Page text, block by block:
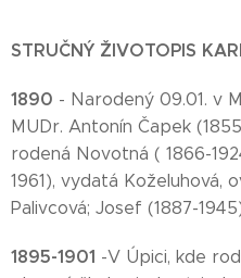
STRUČNÝ ŽIVOTOPIS
1890 - Narodený 09.01. v
MUDr. Antonín Čapek
rodená Novotná ( 1866-
1961), vydatá Koželuhová,
Palivcová; Josef (1887-
1895-1901 -V Úpici, kde